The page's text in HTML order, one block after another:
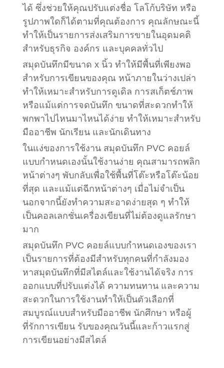
ได้ ซึ่งช่วยให้คุณปรับแต่งชื่อ โลโก้บริษัท หรือ
รูปภาพใดก็ได้ตามที่คุณต้องการ คุณลักษณะนี้
ทำให้เป็นรายการส่งเสริมการขายในอุดมคติ
สำหรับธุรกิจ องค์กร และบุคคลทั่วไป
สมุดบันทึกมีขนาด x นิ้ว ทำให้มีพื้นที่เพียงพอ
สำหรับการเขียนของคุณ หน้าภายในว่างเปล่า
ทำให้เหมาะสำหรับการดูเดิล การสเก็ตช์ภาพ
หรือแม้แต่การจดบันทึก ขนาดที่สะดวกทำให้
พกพาไปไหนมาไหนได้ง่าย ทำให้เหมาะสำหรับ
มืออาชีพ นักเรียน และนักเดินทาง
ในแง่ของการใช้งาน สมุดบันทึก PVC คอยล์
แบบกำหนดเองนั้นใช้งานง่าย คุณสามารถพลิก
หน้าต่างๆ พับกลับเพื่อใช้พื้นที่โต๊ะหรือโต๊ะน้อย
ที่สุด และแม้แต่ฉีกหน้าต่างๆ เมื่อไม่จำเป็น
นอกจากนี้ยังทำความสะอาดง่ายสุด ๆ ทำให้
เป็นคอลเลกชั่นเครื่องเขียนที่ไม่ต้องดูแลรักษา
มาก
สมุดบันทึก PVC คอยล์แบบกำหนดเองของเรา
เป็นรายการที่ต้องมีสำหรับทุกคนที่กำลังมอง
หาสมุดบันทึกที่มีสไตล์และใช้งานได้จริง การ
ออกแบบที่ปรับแต่งได้ ความทนทาน และความ
สะดวกในการใช้งานทำให้เป็นตัวเลือกที่
สมบูรณ์แบบสำหรับมืออาชีพ นักศึกษา หรือผู้
ที่รักการเขียน รับของคุณวันนี้และก้าวแรกสู่
การเขียนอย่างมีสไตล์